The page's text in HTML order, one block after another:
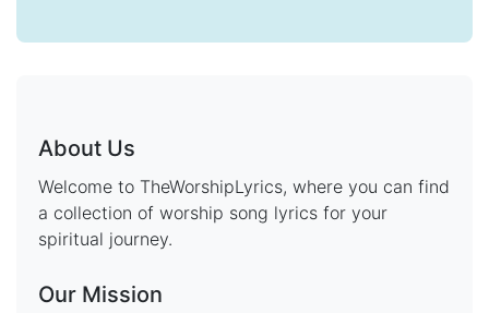
About Us
Welcome to TheWorshipLyrics, where you can find
a collection of worship song lyrics for your
spiritual journey.
Our Mission